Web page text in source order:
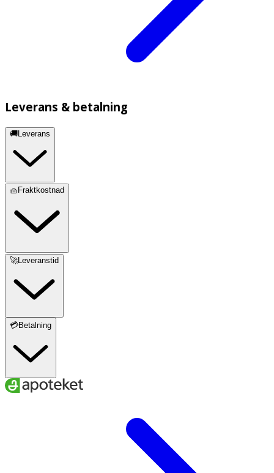
Leverans & betalning
🚚Leverans
🧺Fraktkostnad
🚀Leveranstid
💳Betalning